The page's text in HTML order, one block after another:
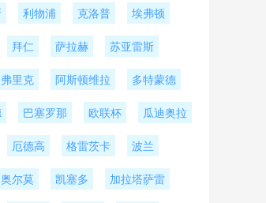
利物浦 克洛普 埃弗顿
拜仁 萨拉赫 苏亚雷斯
弗里克 阿斯顿维拉 多特蒙德
巴塞罗那 欧联杯 瓜迪奥拉
厄德高 格雷茨卡 波兰
奥尔莫 凯塞多 加拉塔萨雷